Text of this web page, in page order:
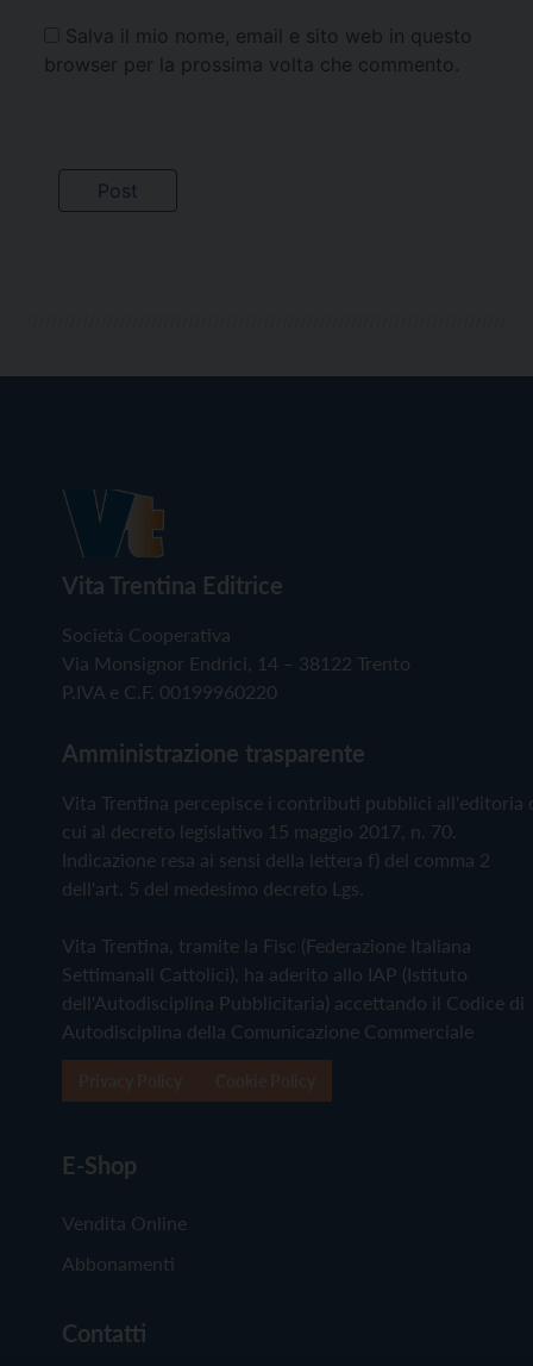
Salva il mio nome, email e sito web in questo
browser per la prossima volta che commento.
Vita Trentina Editrice
Società Cooperativa
Via Monsignor Endrici, 14 – 38122 Trento
P.IVA e C.F. 00199960220
Amministrazione trasparente
Vita Trentina percepisce i contributi pubblici all'editoria
cui al decreto legislativo 15 maggio 2017, n. 70.
Indicazione resa ai sensi della lettera f) del comma 2
dell'art. 5 del medesimo decreto Lgs.
Vita Trentina, tramite la Fisc (Federazione Italiana
Settimanali Cattolici), ha aderito allo IAP (Istituto
dell'Autodisciplina Pubblicitaria) accettando il Codice di
Autodisciplina della Comunicazione Commerciale
E-Shop
Vendita Online
Abbonamenti
Contatti